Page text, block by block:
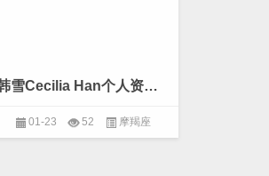
韩雪Cecilia Han个人资料_170cm_1983-01-11
01-23 52 摩羯座